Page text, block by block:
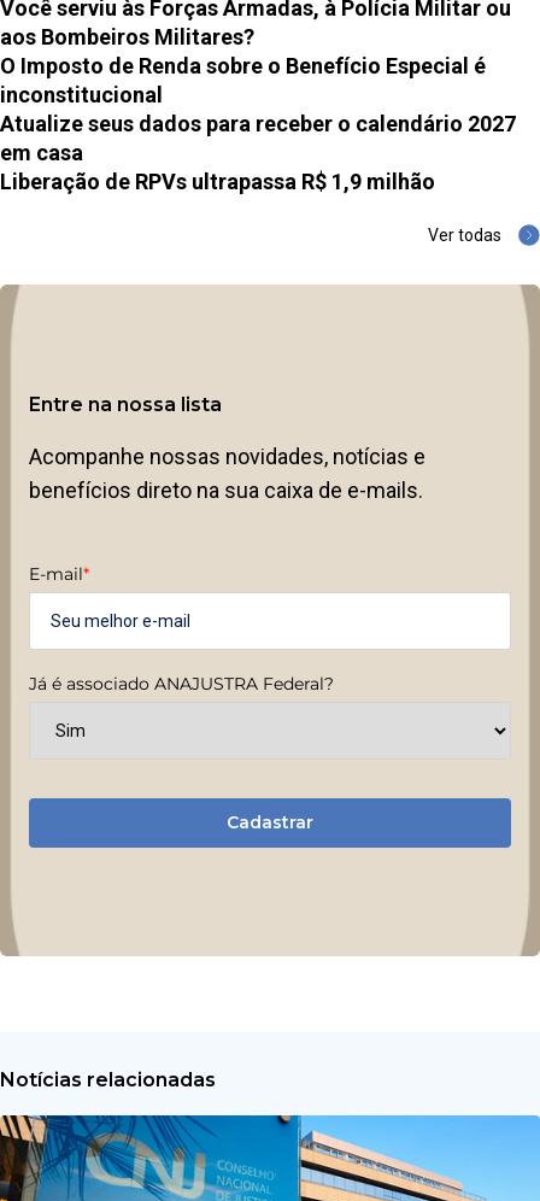
Você serviu às Forças Armadas, à Polícia Militar ou
aos Bombeiros Militares?
O Imposto de Renda sobre o Benefício Especial é
inconstitucional
Atualize seus dados para receber o calendário 2027
em casa
Liberação de RPVs ultrapassa R$ 1,9 milhão
Ver todas
Entre na nossa lista
Acompanhe nossas novidades, notícias e
benefícios direto na sua caixa de e-mails.
E-mail*
Já é associado ANAJUSTRA Federal?
Cadastrar
Notícias relacionadas